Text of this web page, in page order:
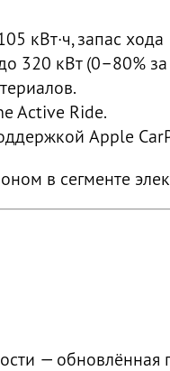
кВт·ч, запас
320 кВт (0–80%
Active Ride.
Apple
в сегменте
— обновлённая